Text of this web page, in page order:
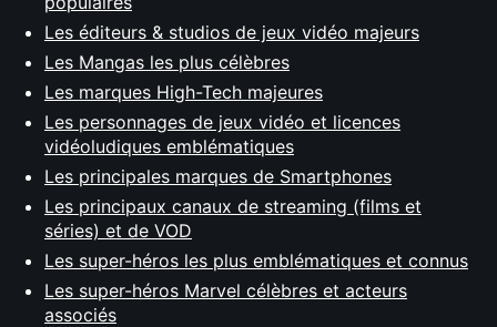
Les éditeurs & studios de jeux vidéo majeurs
Les Mangas les plus célèbres
Les marques High-Tech majeures
Les personnages de jeux vidéo et licences
vidéoludiques emblématiques
Les principales marques de Smartphones
Les principaux canaux de streaming (films et
séries) et de VOD
Les super-héros les plus emblématiques et connus
Les super-héros Marvel célèbres et acteurs
associés